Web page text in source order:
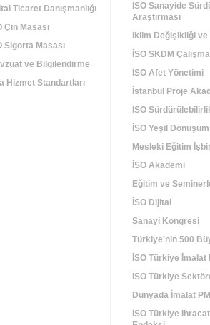
Ticaret Danışmanlığı
Çin Masası
Sigorta Masası
ve Bilgilendirme
Hizmet Standartları
İSO Sanayide
Araştırması
İklim Değişikliği
İSO SKDM
İSO Afet Yönetimi
İstanbul Proje
İSO
İSO Yeşil
Mesleki Eğitim
İSO Akademi
Eğitim ve
İSO Dijital
Sanayi Kongresi
Türkiye'nin 500
İSO Türkiye İmalat
İSO Türkiye
Dünyada İmalat
İSO Türkiye